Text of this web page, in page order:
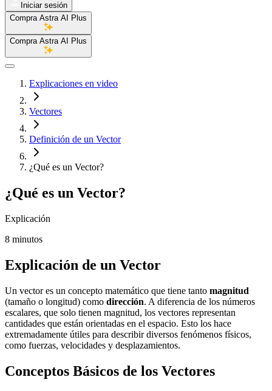
Iniciar sesión
Compra Astra AI Plus
Compra Astra AI Plus
Explicaciones en video
Vectores
Definición de un Vector
¿Qué es un Vector?
¿Qué es un Vector?
Explicación
8 minutos
Explicación de un Vector
Un vector es un concepto matemático que tiene tanto magnitud
(tamaño o longitud) como dirección. A diferencia de los números
escalares, que solo tienen magnitud, los vectores representan
cantidades que están orientadas en el espacio. Esto los hace
extremadamente útiles para describir diversos fenómenos físicos,
como fuerzas, velocidades y desplazamientos.
Conceptos Básicos de los Vectores